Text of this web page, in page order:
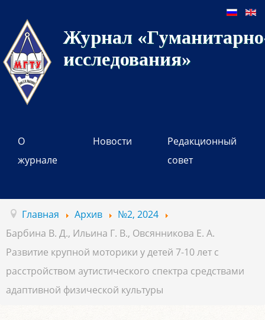
Журнал
исследования»
О
журнале
Новости
Редакционный
совет
Главная Архив
№2, 2024
Барбина В. Д., Ильина Г. В., Овсянникова Е. А.
Развитие крупной моторики у детей 7-10 лет с
расстройством аутистического спектра средствами
адаптивной физической культуры